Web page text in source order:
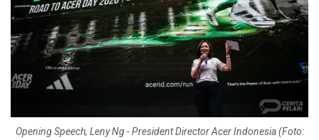
Opening Speech, Leny Ng - President Director Acer Indonesia (Foto: